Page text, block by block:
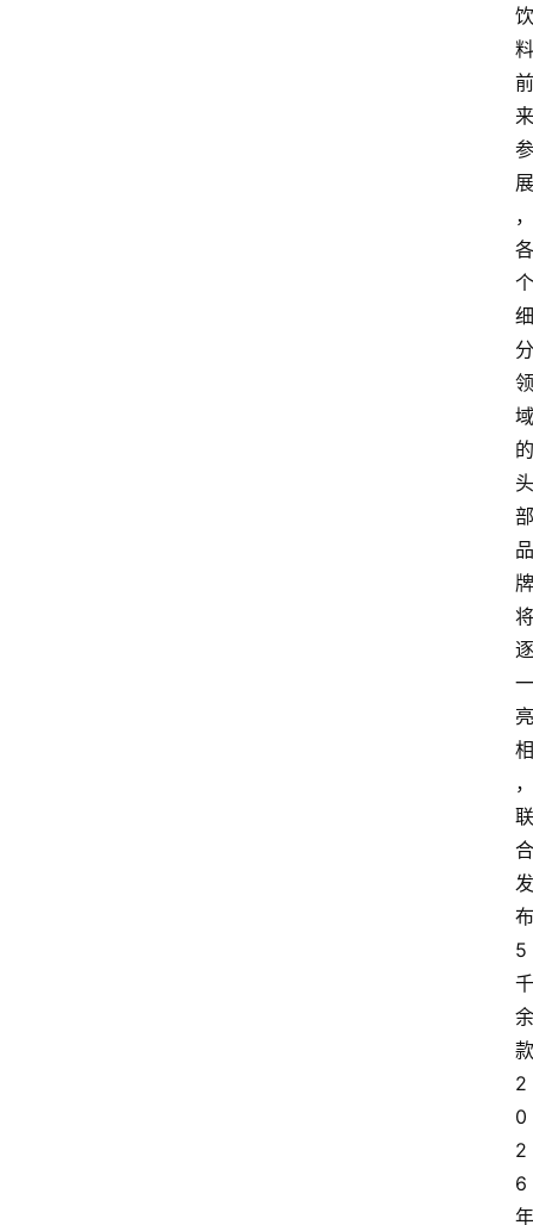
饮
料
前
来
参
展
，
各
个
细
分
领
域
的
头
部
品
牌
将
逐
一
亮
相
，
联
合
发
布
5
千
余
款
2
0
2
6
年